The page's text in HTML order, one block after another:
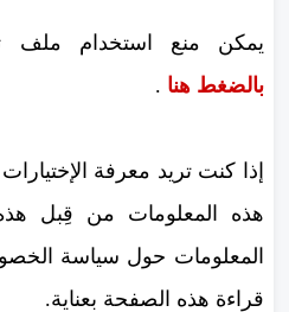
يمكن منع استخدام ملف
بالضغط هنا .
إذا كنت تريد معرفة
هذه المعلومات من قِبل
المعلومات حول سياسة
قراءة هذه الصفحة بعناية.